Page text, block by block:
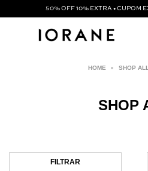
50% OFF 10% EXTRA • CUPOM
SHOP ALL
SHOP
FILTRAR